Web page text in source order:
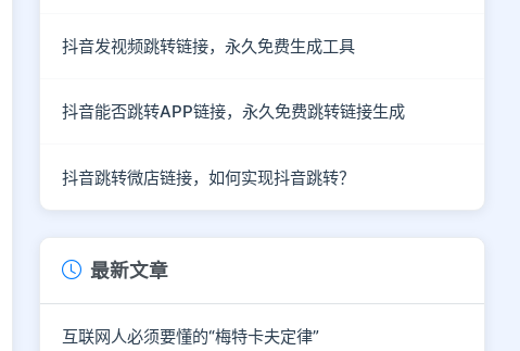
抖音发视频跳转链接，永久免费生成工具
抖音能否跳转APP链接，永久免费跳转链接生成
抖音跳转微店链接，如何实现抖音跳转？
最新文章
互联网人必须要懂的“梅特卡夫定律”